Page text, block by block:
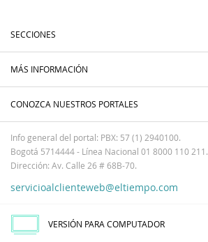
SECCIONES
MÁS INFORMACIÓN
CONOZCA NUESTROS PORTALES
Info general del portal: PBX: 57 (1) 2940100.
Bogotá 5714444 - Línea Nacional 01 8000 110 211.
Dirección: Av. Calle 26 # 68B-70.
servicioalclienteweb@eltiempo.com
VERSIÓN PARA COMPUTADOR